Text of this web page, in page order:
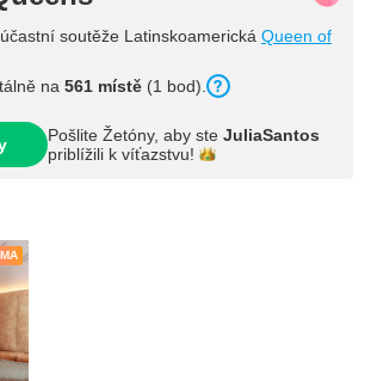
soutěže Latinskoamerická Queen of
na 561 místě (1 bod).
Pošlite Žetóny, aby ste JuliaSantos
priblížili k víťazstvu!